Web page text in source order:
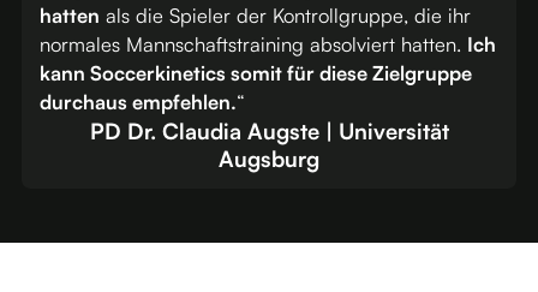
hatten als die Spieler der Kontrollgruppe, die ihr
normales Mannschaftstraining absolviert hatten. Ich
kann Soccerkinetics somit für diese Zielgruppe
durchaus empfehlen.“
PD Dr. Claudia Augste | Universität
Augsburg